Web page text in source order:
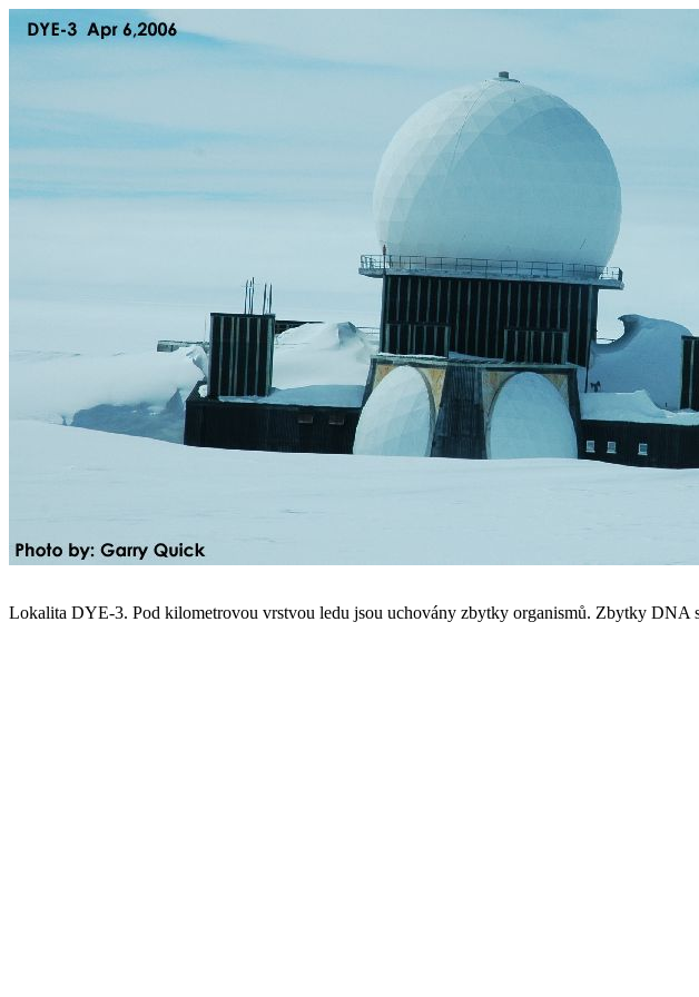
Lokalita DYE-3. Pod kilometrovou vrstvou ledu jsou uchovány zbytky organismů. Zbytky DNA